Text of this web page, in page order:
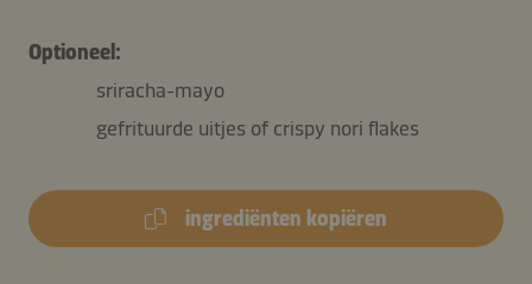
Optioneel:
sriracha-mayo
gefrituurde uitjes of crispy nori flakes
ingrediënten kopiëren